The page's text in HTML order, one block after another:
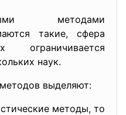
методами
такие, сфера
ограничивается
наук.
выделяют:
методы, то